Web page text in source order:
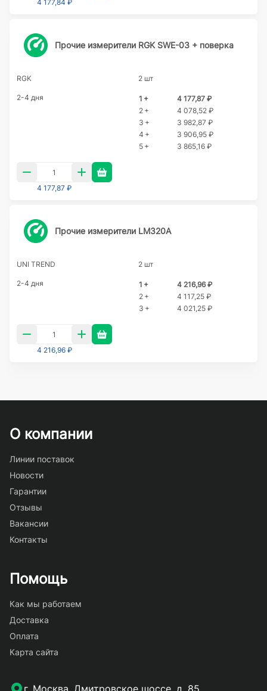
4 177,84 ₽
Прочие измерители RGK SWE-03 + поверка
RGK 2 шт
2-4 дня 1 +
4 177,87 ₽
2 +
4 078,52 ₽
3 +
3 982,87 ₽
4 +
3 906,95 ₽
5 +
3 865,16 ₽
4 177,87 ₽
Прочие измерители LM320A
UNI TREND 2 шт
2-4 дня 1 +
4 216,96 ₽
2 +
4 117,25 ₽
3 +
4 021,25 ₽
4 216,96 ₽
О компании
Линии поставок
Новости
Гарантии
Отзывы
Вакансии
Контакты
Помощь
Как мы работаем
Доставка
Оплата
Карта сайта
г. Москва, Дмитровское шоссе, д. 85